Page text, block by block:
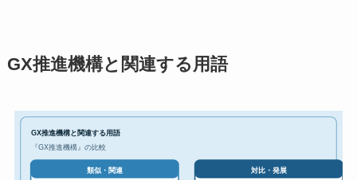
GX推進機構と関連する用語
GX推進機構と関連する用語
『GX推進機構』の比較
類似・関連 対比・発展